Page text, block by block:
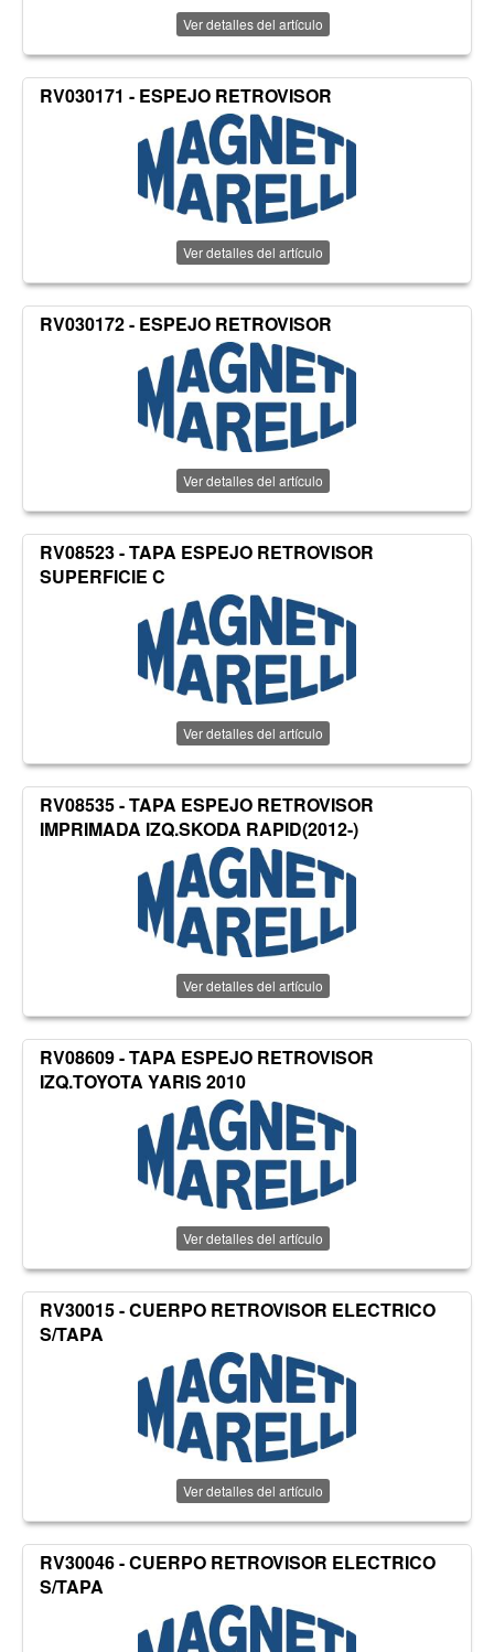
Ver detalles del artículo
RV030171 - ESPEJO RETROVISOR
Ver detalles del artículo
RV030172 - ESPEJO RETROVISOR
Ver detalles del artículo
RV08523 - TAPA ESPEJO RETROVISOR
SUPERFICIE C
Ver detalles del artículo
RV08535 - TAPA ESPEJO RETROVISOR
IMPRIMADA IZQ.SKODA RAPID(2012-)
Ver detalles del artículo
RV08609 - TAPA ESPEJO RETROVISOR
IZQ.TOYOTA YARIS 2010
Ver detalles del artículo
RV30015 - CUERPO RETROVISOR ELECTRICO
S/TAPA
Ver detalles del artículo
RV30046 - CUERPO RETROVISOR ELECTRICO
S/TAPA